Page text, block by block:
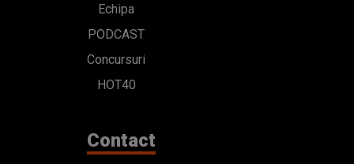
Echipa
PODCAST
Concursuri
HOT40
Contact